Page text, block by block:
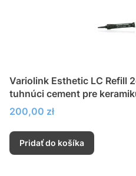
Variolink Esthetic LC Refill
tuhnúci cement pre
Cena
200,00 zł
Pridať do košíka